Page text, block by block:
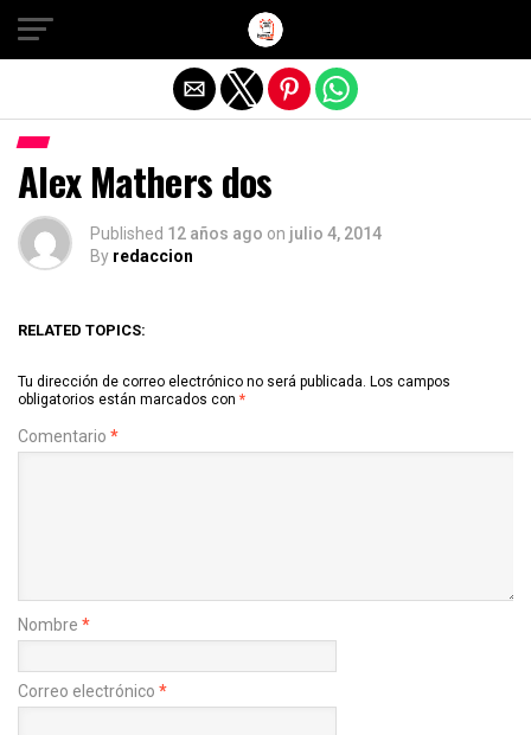
Alex Mathers dos
Published 12 años ago on julio 4, 2014
By redaccion
RELATED TOPICS:
Tu dirección de correo electrónico no será publicada. Los campos
obligatorios están marcados con *
Comentario *
Nombre *
Correo electrónico *
Salir de la versión móvil